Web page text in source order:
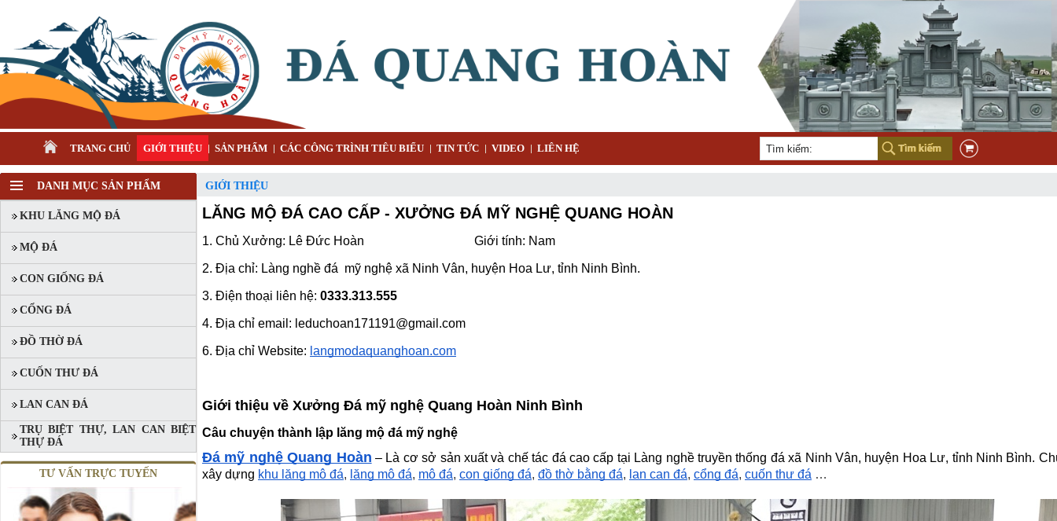
TRANG CHỦ GIỚI THIỆU SẢN PHẨM CÁC CÔNG TRÌNH TIÊU BIỂU TIN TỨC VIDEO LIÊN HỆ
DANH MỤC SẢN PHẨM
KHU LĂNG MỘ ĐÁ
MỘ ĐÁ
CON GIỐNG ĐÁ
CỔNG ĐÁ
ĐỒ THỜ ĐÁ
CUỐN THƯ ĐÁ
LAN CAN ĐÁ
TRỤ BIỆT THỰ, LAN CAN BIỆT
THỰ ĐÁ
TƯ VẤN TRỰC TUYẾN
MỘ ĐÔI ĐÁ XANH RÊU
Mã SP: MĐĐ 06
90.000.000 đ
GIỚI THIỆU
LĂNG MỘ ĐÁ CAO CẤP - XƯỞNG ĐÁ MỸ NGHỆ QUANG HOÀN
1. Chủ Xưởng: Lê Đức Hoàn Giới tính: Nam
2. Địa chỉ: Làng nghề đá mỹ nghệ xã Ninh Vân, huyện Hoa Lư, tỉnh Ninh Bình.
3. Điện thoại liên hệ: 0333.313.555
4. Địa chỉ email: leduchoan171191@gmail.com
6. Địa chỉ Website: langmodaquanghoan.com
Giới thiệu về Xưởng Đá mỹ nghệ Quang Hoàn Ninh Bình
Câu chuyện thành lập lăng mộ đá mỹ nghệ
Đá mỹ nghệ Quang Hoàn – Là cơ sở sản xuất và chế tác đá cao cấp tại Làng nghề truyền thống đá xã Ninh Vân, huyện Hoa Lư, tỉnh Ninh Bình.
xây dựng khu lăng mộ đá, lăng mộ đá, mộ đá, con giống đá, đồ thờ bằng đá, lan can đá, cổng đá, cuốn thư đá …